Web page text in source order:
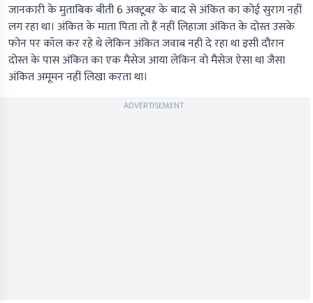
जानकारी के मुताबिक बीती 6 अक्टूबर के बाद से अंकित का कोई सुराग नहीं
लग रहा था। अंकित के माता पिता तो हैं नहीं लिहाजा अंकित के दोस्त उसके
फोन पर कॉल कर रहे थे लेकिन अंकित जवाब नही दे रहा था इसी दौरान
दोस्त के पास अंकित का एक मैसेज आया लेकिन वो मैसेज ऐसा था जैसा
अंकित अमूमन नहीं लिखा करता था।
ADVERTISEMENT